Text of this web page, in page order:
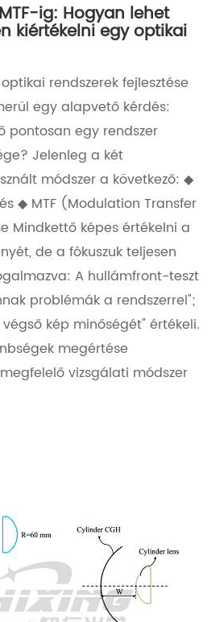
ig: Hogyan lehet
kiértékelni egy optikai
rendszerek fejlesztése
egy alapvető kérdés:
pontosan egy rendszer
Jelenleg a két
módszer a következő: ◆
◆ MTF (Modulation Transfer
Mindkettő képes értékelni a
de a fókuszuk teljesen
A hullámfront-teszt
problémák a rendszerrel";
végső kép minőségét" értékeli.
megértése
vizsgálati módszer